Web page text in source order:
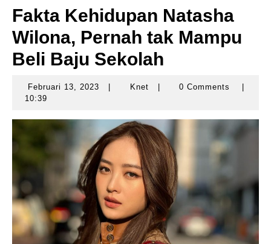
Fakta Kehidupan Natasha
Wilona, Pernah tak Mampu
Beli Baju Sekolah
Februari 13, 2023
FebruariKnet Knet 0 Comments
10:39